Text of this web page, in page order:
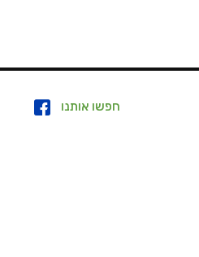
חפשו אותנו